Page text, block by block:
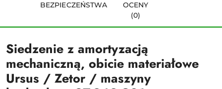
BEZPIECZEŃSTWA
OCENY
(0)
Siedzenie z amortyzacją
mechaniczną, obicie materiałowe
Ursus / Zetor / maszyny